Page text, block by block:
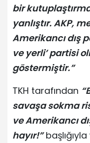
bir
yanlıştır. AKP,
Amerikancı dış
ve yerli’ partisi
göstermiştir.”
TKH tarafından
savaşa sokma
ve Amerikancı
hayır!”